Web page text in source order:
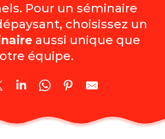
Pour un séminaire
choisissez un
aussi unique que
équipe.